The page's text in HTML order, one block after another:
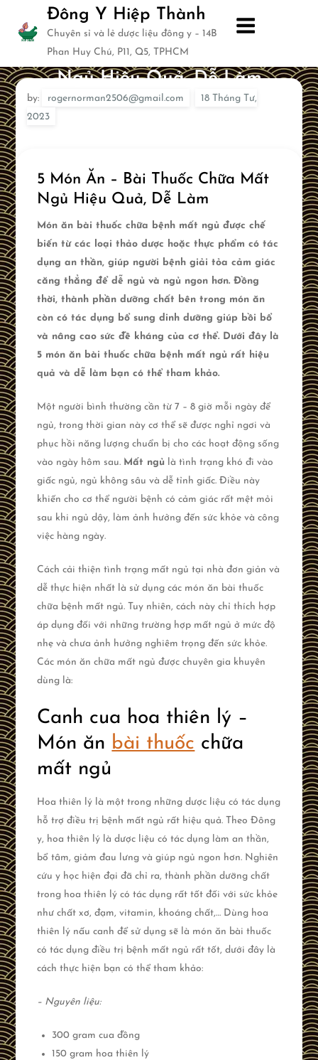
content
Đông Y Hiệp Thành
Chuyên sỉ và lẻ dược liệu đông y – 14B
Phan Huy Chú, P11, Q5, TPHCM
5 Món Ăn – Bài Thuốc Chữa Mất
Ngủ Hiệu Quả, Dễ Làm
by: rogernorman2506@gmail.com
5 Món Ăn – Bài Thuốc Chữa Mất
Ngủ Hiệu Quả, Dễ Làm
Món ăn bài thuốc chữa bệnh mất ngủ được chế
biến từ các loại thảo dược hoặc thực phẩm có tác
dụng an thần, giúp người bệnh giải tỏa cảm giác
căng thẳng để dễ ngủ và ngủ ngon hơn. Đồng
thời, thành phần dưỡng chất bên trong món ăn
còn có tác dụng bổ sung dinh dưỡng giúp bồi bổ
và nâng cao sức đề kháng của cơ thể. Dưới đây là
5 món ăn bài thuốc chữa bệnh mất ngủ rất hiệu
quả và dễ làm bạn có thể tham khảo.
Một người bình thường cần từ 7 – 8 giờ mỗi ngày để
ngủ, trong thời gian này cơ thể sẽ được nghỉ ngơi và
phục hồi năng lượng chuẩn bị cho các hoạt động sống
vào ngày hôm sau. Mất ngủ là tình trạng khó đi vào
giấc ngủ, ngủ không sâu và dễ tỉnh giấc. Điều này
khiến cho cơ thể người bệnh có cảm giác rất mệt mỏi
sau khi ngủ dậy, làm ảnh hưởng đến sức khỏe và công
việc hàng ngày.
Cách cải thiện tình trạng mất ngủ tại nhà đơn giản và
dễ thực hiện nhất là sử dụng các món ăn bài thuốc
chữa bệnh mất ngủ. Tuy nhiên, cách này chỉ thích hợp
áp dụng đối với những trường hợp mất ngủ ở mức độ
nhẹ và chưa ảnh hưởng nghiêm trọng đến sức khỏe.
Các món ăn chữa mất ngủ được chuyên gia khuyên
dùng là:
Canh cua hoa thiên lý –
Món ăn bài thuốc chữa
mất ngủ
Hoa thiên lý là một trong những dược liệu có tác dụng
hỗ trợ điều trị bệnh mất ngủ rất hiệu quả. Theo Đông
y, hoa thiên lý là dược liệu có tác dụng làm an thần,
bổ tâm, giảm đau lưng và giúp ngủ ngon hơn. Nghiên
cứu y học hiện đại đã chỉ ra, thành phần dưỡng chất
trong hoa thiên lý có tác dụng rất tốt đối với sức khỏe
như chất xơ, đạm, vitamin, khoáng chất,… Dùng hoa
thiên lý nấu canh để sử dụng sẽ là món ăn bài thuốc
có tác dụng điều trị bệnh mất ngủ rất tốt, dưới đây là
cách thực hiện bạn có thể tham khảo:
– Nguyên liệu:
300 gram cua đồng
150 gram hoa thiên lý